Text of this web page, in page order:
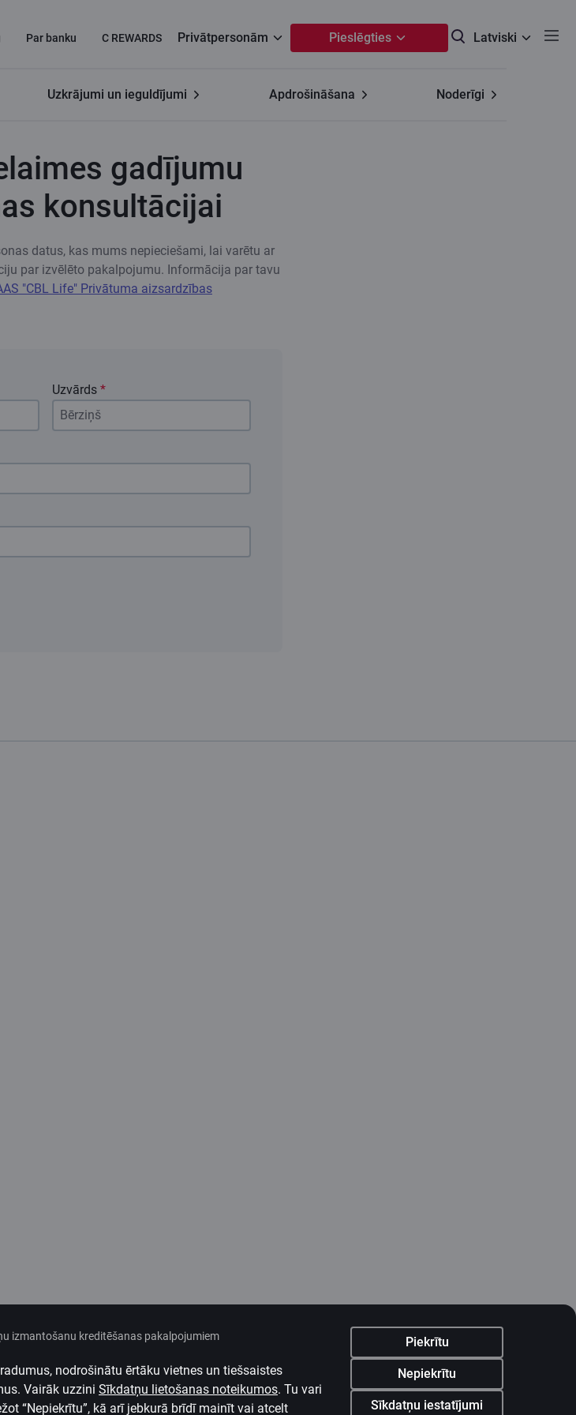
izmantošanu kreditēšanas pakalpojumiem Piekrītu
Nepiekrītu
Sīkdatņu iestatījumi
nodrošinātu ērtāku vietnes un tiešsaistes
Vairāk uzzini Sīkdatņu lietošanas noteikumos. Tu vari
“Nepiekrītu”, kā arī jebkurā brīdī mainīt vai atcelt
Par banku C REWARDS Privātpersonām Pieslēgties Latviski
Uzkrājumi un ieguldījumi Apdrošināšana Noderīgi
gadījumu
konsultācijai
datus, kas mums nepieciešami, lai varētu ar
par izvēlēto pakalpojumu. Informācija par tavu
"CBL Life" Privātuma aizsardzības
Uzvārds *